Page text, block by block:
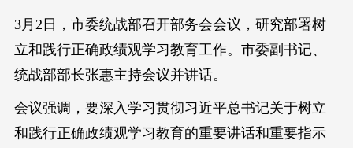
3月2日，市委统战部召开部务会会议，研究部署树
立和践行正确政绩观学习教育工作。市委副书记、
统战部部长张惠主持会议并讲话。
会议强调，要深入学习贯彻习近平总书记关于树立
和践行正确政绩观学习教育的重要讲话和重要指示